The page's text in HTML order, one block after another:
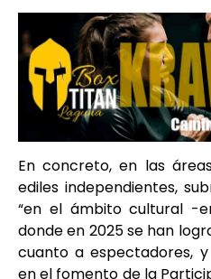
En concreto, en las
ediles independientes,
“en el ámbito cultural -
donde en 2025 se han
cuanto a espectadores,
en el fomento de la